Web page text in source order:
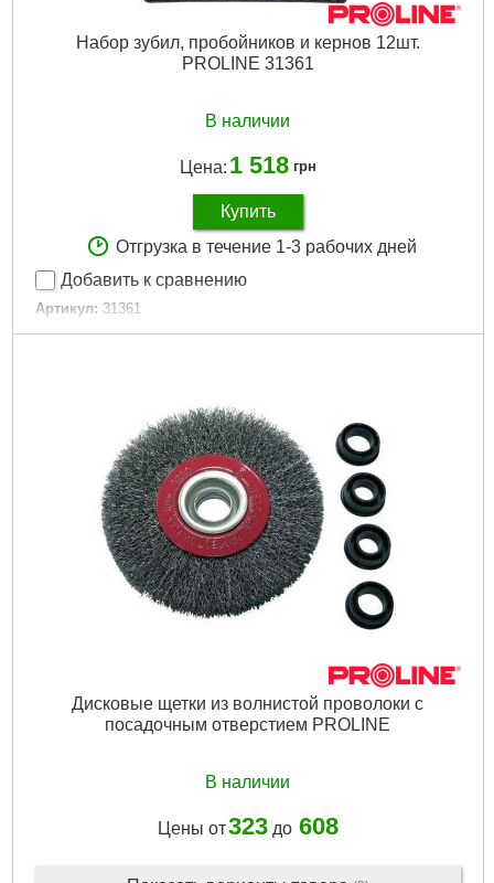
Набор зубил, пробойников и кернов 12шт.
PROLINE 31361
В наличии
Цена: 1 518 грн
Купить
Отгрузка в течение 1-3 рабочих дней
Добавить к сравнению
Артикул: 31361
Код товара: 16.63.24
Подробнее...
Дисковые щетки из волнистой проволоки с
посадочным отверстием PROLINE
В наличии
Цены от323до 608